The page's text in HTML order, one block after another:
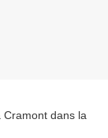
Cramont dans la